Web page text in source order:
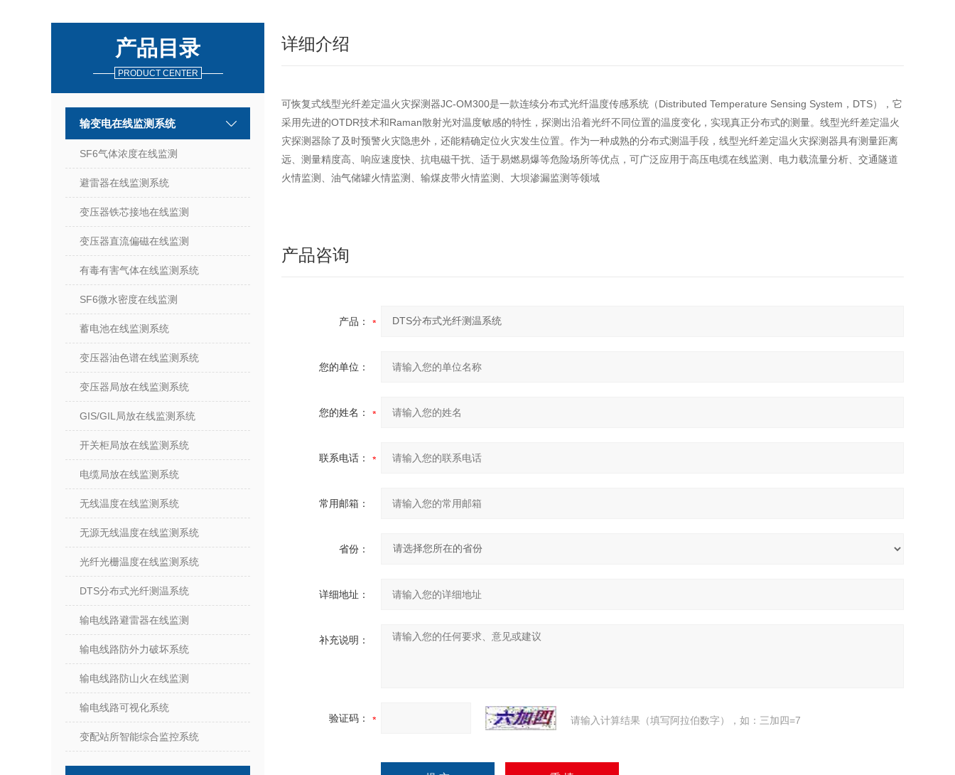
产品目录
PRODUCT CENTER
输变电在线监测系统
SF6气体浓度在线监测
避雷器在线监测系统
变压器铁芯接地在线监测
变压器直流偏磁在线监测
有毒有害气体在线监测系统
SF6微水密度在线监测
蓄电池在线监测系统
变压器油色谱在线监测系统
变压器局放在线监测系统
GIS/GIL局放在线监测系统
开关柜局放在线监测系统
电缆局放在线监测系统
无线温度在线监测系统
无源无线温度在线监测系统
光纤光栅温度在线监测系统
DTS分布式光纤测温系统
输电线路避雷器在线监测
输电线路防外力破坏系统
输电线路防山火在线监测
输电线路可视化系统
变配站所智能综合监控系统
详细介绍
可恢复式线型光纤差定温火灾探测器JC-OM300是一款连续分布式光纤温度传感系统（Distributed Temperature Sensing System ， DTS），它
采用先进的OTDR技术和Raman散射光对温度敏感的特性，探测出沿着光纤不同位置的温度变化，实现真正分布式的测量。线型光纤差定温火
灾探测器除了及时预警火灾隐患外，还能精确定位火灾发生位置。作为一种成熟的分布式测温手段，线型光纤差定温火灾探测器具有测量距离
远、测量精度高、响应速度快、抗电磁干扰、适于易燃易爆等危险场所等优点，可广泛应用于高压电缆在线监测、电力载流量分析、交通隧道
火情监测、油气储罐火情监测、输煤皮带火情监测、大坝渗漏监测等领域
产品咨询
产品：
您的单位：
您的姓名：
联系电话：
常用邮箱：
省份：
详细地址：
补充说明：
验证码： 请输入计算结果（填写阿拉伯数字），如：三加四=7